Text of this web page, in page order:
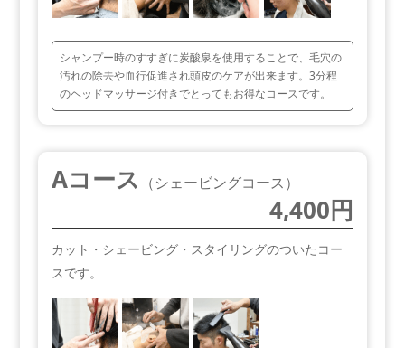
シャンプー時のすすぎに炭酸泉を使用することで、毛穴の
汚れの除去や血行促進され頭皮のケアが出来ます。3分程
のヘッドマッサージ付きでとってもお得なコースです。
Aコース （シェービングコース）
4,400円
カット・シェービング・スタイリングのついたコー
スです。